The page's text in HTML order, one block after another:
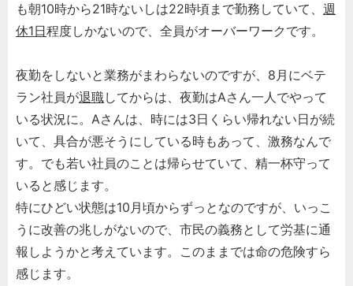
も朝10時から21時ないしは22時頃まで勤務していて、 週
休1日程度しかないので、全員がオーバーワークです。
夜勤をしないと業務がまわらないのですが、8月にベテ
ラン社員が退職してからは、夜勤はAさん一人でやって
いる状況に。Aさんは、時には3日くらい帰れない日が続
いて、具合が悪そうにしている時もあって、激務なんで
す。でも若い社員のことは帰らせていて、精一杯守って
いると感じます。
特にひどい状態は10月頃からずっとなのですが、いっこ
うに改善の兆しがないので、市民の義務として労基に通
報しようかと考えています。このままでは命の危険すら
感じます。